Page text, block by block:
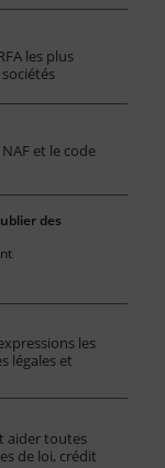
les plus
et le code
des
les
légales et
aider toutes
de loi, crédit